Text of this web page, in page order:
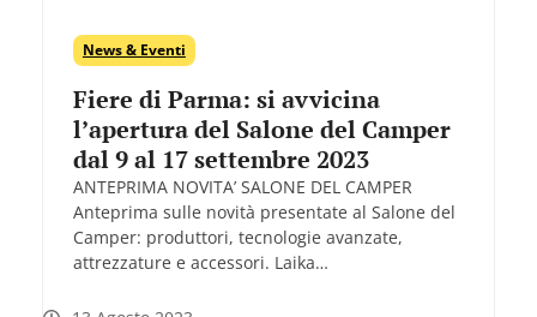
News & Eventi
Fiere di Parma: si avvicina
l’apertura del Salone del Camper
dal 9 al 17 settembre 2023
ANTEPRIMA NOVITA’ SALONE DEL CAMPER
Anteprima sulle novità presentate al Salone del
Camper: produttori, tecnologie avanzate,
attrezzature e accessori. Laika…